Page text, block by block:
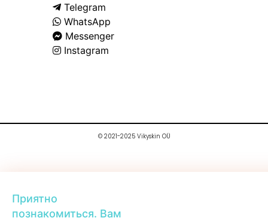
Приятно
познакомиться. Вам
Telegram
WhatsApp
Messenger
Instagram
© 2021-2025 Vikyskin OÜ